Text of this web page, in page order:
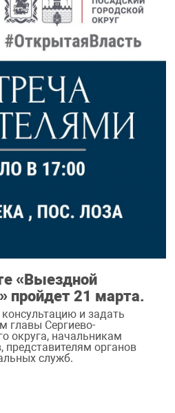
«Выездной
пройдет 21 марта.
и задать
главы Сергиево-
округа, начальникам
представителям органов
служб.